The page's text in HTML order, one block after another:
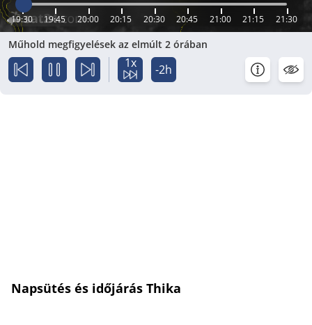
19:30 19:45 20:00 20:15 20:30 20:45 21:00 21:15 21:30
Műhold megfigyelések az elmúlt 2 órában
1x -2h
Napsütés és időjárás Thika